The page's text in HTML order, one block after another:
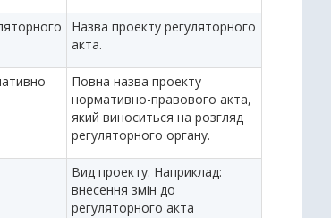
Назва проекту регуляторного
акта.
Повна назва проекту
нормативно-правового акта,
який виноситься на розгляд
регуляторного органу.
Вид проекту. Наприклад:
внесення змін до
регуляторного акта